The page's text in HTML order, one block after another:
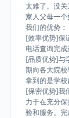
太难了。没
家人父母一个
我们的优势：
[效率优势]保
电话查询完成
[品质优势]与
期向各大院
拿到的是学校
[保密优势]我
力于在充分
验和服务。